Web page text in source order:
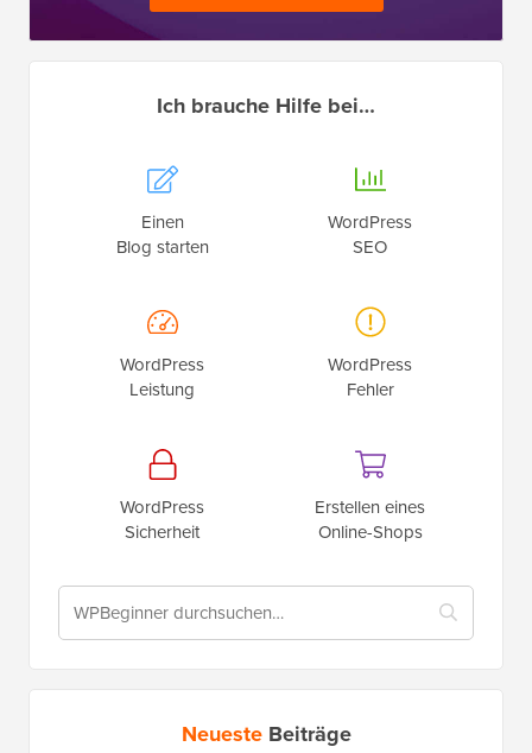
Ich brauche Hilfe bei…
Einen
Blog starten
WordPress
SEO
WordPress
Leistung
WordPress
Fehler
WordPress
Sicherheit
Erstellen eines
Online-Shops
Neueste Beiträge